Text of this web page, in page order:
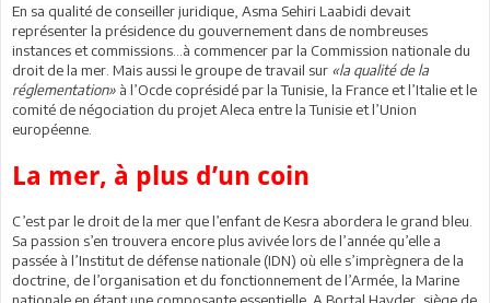
En sa qualité de conseiller juridique, Asma Sehiri Laabidi devait
représenter la présidence du gouvernement dans de nombreuses
instances et commissions…à commencer par la Commission nationale du
droit de la mer. Mais aussi le groupe de travail sur «la qualité de la
réglementation» à l’Ocde coprésidé par la Tunisie, la France et l’Italie et le
comité de négociation du projet Aleca entre la Tunisie et l’Union
européenne.
La mer, à plus d’un coin
C’est par le droit de la mer que l’enfant de Kesra abordera le grand bleu.
Sa passion s’en trouvera encore plus avivée lors de l’année qu’elle a
passée à l’Institut de défense nationale (IDN) où elle s’imprègnera de la
doctrine, de l’organisation et du fonctionnement de l’Armée, la Marine